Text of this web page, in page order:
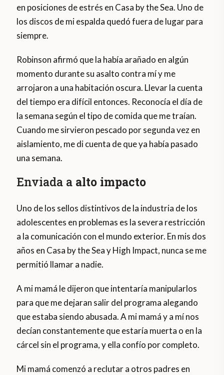
en posiciones de estrés en Casa by the Sea. Uno de
los discos de mi espalda quedó fuera de lugar para
siempre.
Robinson afirmó que la había arañado en algún
momento durante su asalto contra mí y me
arrojaron a una habitación oscura. Llevar la cuenta
del tiempo era difícil entonces. Reconocía el día de
la semana según el tipo de comida que me traían.
Cuando me sirvieron pescado por segunda vez en
aislamiento, me di cuenta de que ya había pasado
una semana.
Enviada a alto impacto
Uno de los sellos distintivos de la industria de los
adolescentes en problemas es la severa restricción
a la comunicación con el mundo exterior. En mis dos
años en Casa by the Sea y High Impact, nunca se me
permitió llamar a nadie.
A mi mamá le dijeron que intentaría manipularlos
para que me dejaran salir del programa alegando
que estaba siendo abusada. A mi mamá y a mí nos
decían constantemente que estaría muerta o en la
cárcel sin el programa, y ella confío por completo.
Mi mamá comenzó a reclutar a otros padres en